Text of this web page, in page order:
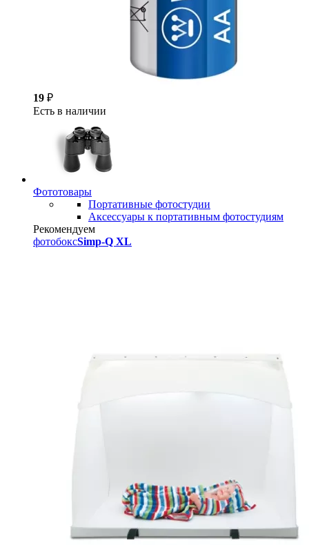
19 ₽
Есть в наличии
Фототовары
Портативные фотостудии
Аксессуары к портативным фотостудиям
Рекомендуем
фотобоксSimp-Q XL